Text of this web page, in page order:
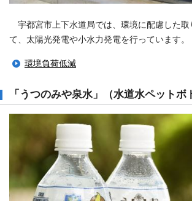
宇都宮市上下水道局では、環境に配慮した取
て、太陽光発電や小水力発電を行っています。
環境負荷低減
「うつのみや泉水」（水道水ペットボ